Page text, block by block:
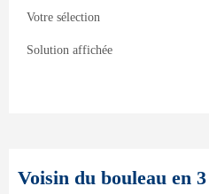
Votre sélection
Solution affichée
Voisin du bouleau en